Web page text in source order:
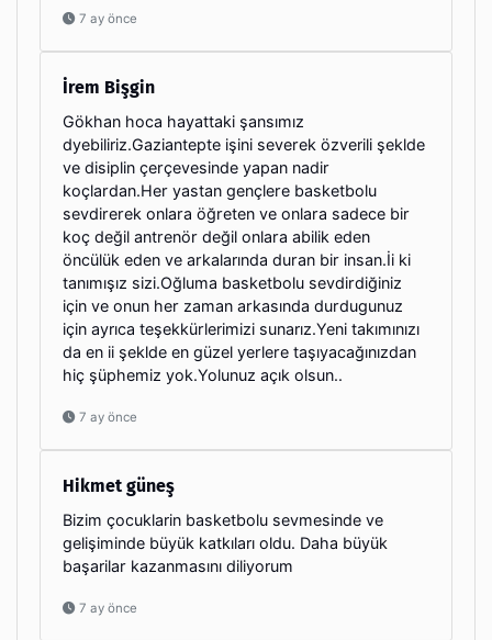
7 ay önce
İrem Bişgin
Gökhan hoca hayattaki şansımız
dyebiliriz.Gaziantepte işini severek özverili şeklde
ve disiplin çerçevesinde yapan nadir
koçlardan.Her yastan gençlere basketbolu
sevdirerek onlara öğreten ve onlara sadece bir
koç değil antrenör değil onlara abilik eden
öncülük eden ve arkalarında duran bir insan.İi ki
tanımışız sizi.Oğluma basketbolu sevdirdiğiniz
için ve onun her zaman arkasında durdugunuz
için ayrıca teşekkürlerimizi sunarız.Yeni takımınızı
da en ii şeklde en güzel yerlere taşıyacağınızdan
hiç şüphemiz yok.Yolunuz açık olsun..
7 ay önce
Hikmet güneş
Bizim çocuklarin basketbolu sevmesinde ve
gelişiminde büyük katkıları oldu. Daha büyük
başarilar kazanmasını diliyorum
7 ay önce